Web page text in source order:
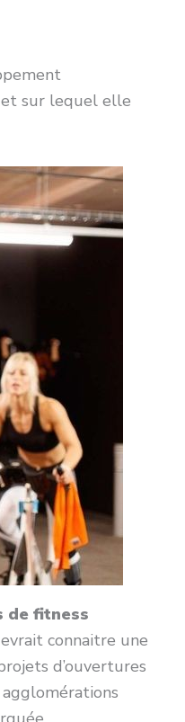
et sur lequel elle
de fitness
connaitre une
d’ouvertures